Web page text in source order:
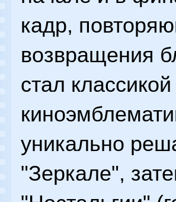
кадр,
возвращения
стал
уникально
"Зеркале",